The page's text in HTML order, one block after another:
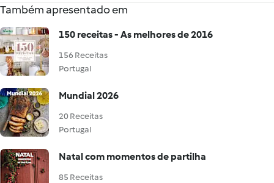
Também apresentado em
150 receitas - As melhores de 2016
156 Receitas
Portugal
Mundial 2026
20 Receitas
Portugal
Natal com momentos de partilha
85 Receitas